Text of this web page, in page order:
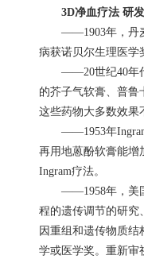
3D净血疗法 研
——1903年，丹麦
病获诺贝尔生理医学
——20世纪40年代
的芥子气软膏、普鲁
这些药物大多数效果
——1953年Ingram
再用地蒽酚软膏能增
Ingram疗法。
——1958年，美国
程的遗传调节的研究
因重组和遗传物质
学或医学奖。重新审